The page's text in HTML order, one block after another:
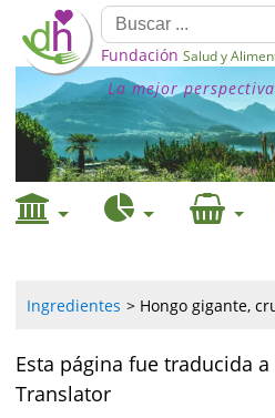
Fundación Salud y
La mejor
Ingredientes Hongo gigante,
Esta página fue traducida
Translator